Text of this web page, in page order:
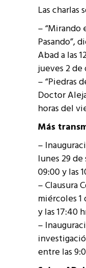
Las charlas
– “Mirando
Pasando”,
Abad a las
jueves 2
– “Piedras
Doctor
horas del
Más
–
lunes 29
09:00 y las
– Clausura
miércoles
y las 17:40
–
entre las